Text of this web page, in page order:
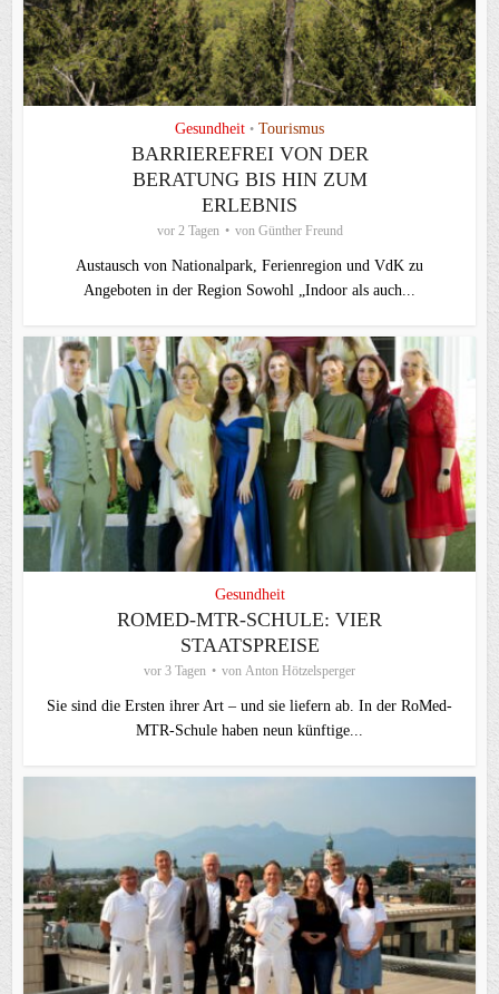
Gesundheit • Tourismus
BARRIEREFREI VON DER
BERATUNG BIS HIN ZUM
ERLEBNIS
vor 2 Tagen von Günther Freund
Austausch von Nationalpark, Ferienregion und VdK zu
Angeboten in der Region Sowohl „Indoor als auch...
Gesundheit
ROMED-MTR-SCHULE: VIER
STAATSPREISE
vor 3 Tagen von Anton Hötzelsperger
Sie sind die Ersten ihrer Art – und sie liefern ab. In der RoMed-
MTR-Schule haben neun künftige...